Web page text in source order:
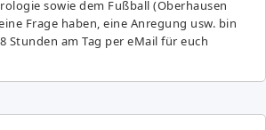
sowie dem Fußball (Oberhausen
Frage haben, eine Anregung usw. bin
Stunden am Tag per eMail für euch